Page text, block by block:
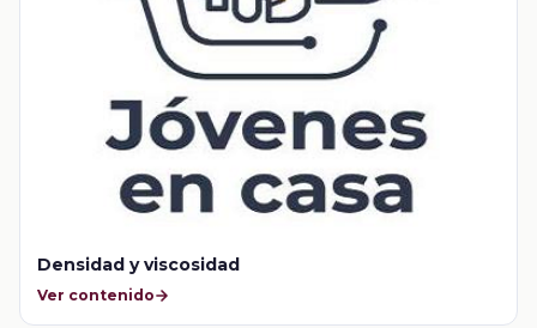
Densidad y viscosidad
Ver contenido